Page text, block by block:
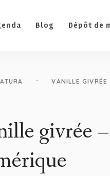
Blog Dépôt de
- VANILLE
givrée